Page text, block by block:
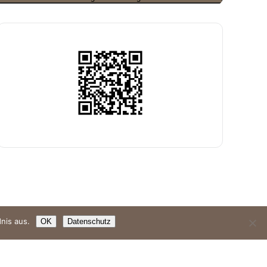
aus. OK Datenschutz